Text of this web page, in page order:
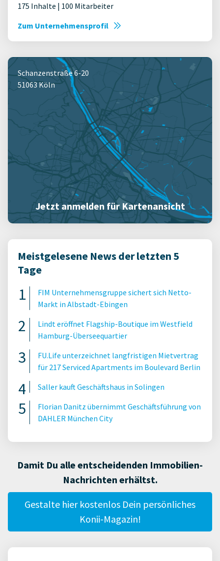
175 Inhalte | 100 Mitarbeiter
Zum Unternehmensprofil
Schanzenstraße 6-20
51063 Köln
Jetzt anmelden für Kartenansicht
Meistgelesene News der letzten 5
Tage
FIM Unternehmensgruppe sichert sich Netto-
Markt in Albstadt-Ebingen
Lindt eröffnet Flagship-Boutique im Westfield
Hamburg-Überseequartier
FU.Life unterzeichnet langfristigen Mietvertrag
für 217 Serviced Apartments im Boulevard Berlin
Saller kauft Geschäftshaus in Solingen
Florian Danitz übernimmt Geschäftsführung von
DAHLER München City
Damit Du alle entscheidenden Immobilien-
Nachrichten erhältst.
Gestalte hier kostenlos Dein persönliches
Konii-Magazin!